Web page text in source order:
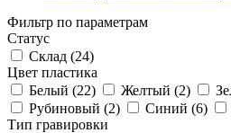
Фильтр по параметрам
Статус
Склад (24)
Цвет пластика
Белый (22) Желтый (2)
Рубиновый (2) Синий (6)
Тип гравировки